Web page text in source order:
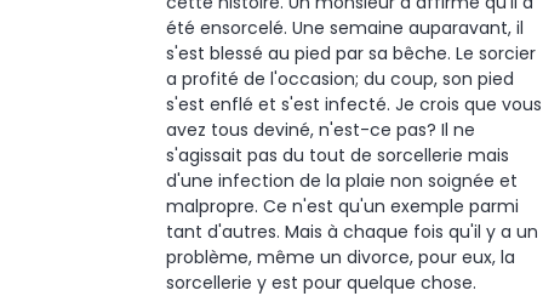
été ensorcelé. Une semaine auparavant, il
s'est blessé au pied par sa bêche. Le sorcier
a profité de l'occasion; du coup, son pied
s'est enflé et s'est infecté. Je crois que vous
avez tous deviné, n'est-ce pas? Il ne
s'agissait pas du tout de sorcellerie mais
d'une infection de la plaie non soignée et
malpropre. Ce n'est qu'un exemple parmi
tant d'autres. Mais à chaque fois qu'il y a un
problème, même un divorce, pour eux, la
sorcellerie y est pour quelque chose.